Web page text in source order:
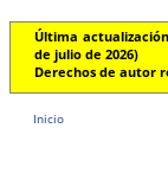
Última
de julio de 2026)
Derechos de autor
Inicio